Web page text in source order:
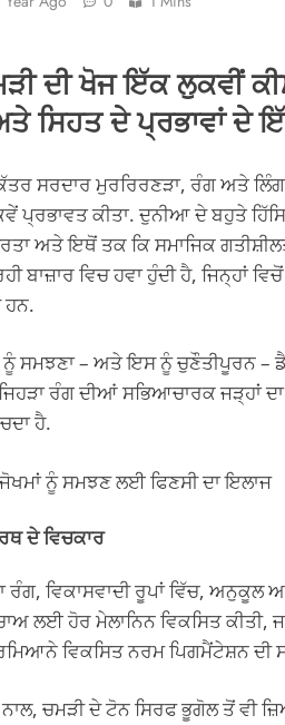
ਦੀ ਖੋਜ ਇੱਕ ਲੁਕਵੀਂ
ਸਿਹਤ ਦੇ ਪ੍ਰਭਾਵਾਂ ਦੇ
ਸਰਦਾਰ ਮੁਰਰਿਰਣੜਾ, ਰੰਗ ਅਤੇ
ਪ੍ਰਭਾਵਤ ਕੀਤਾ. ਦੁਨੀਆ ਦੇ ਬਹੁਤੇ
ਅਤੇ ਇਥੋਂ ਤਕ ਕਿ ਸਮਾਜਿਕ
ਬਾਜ਼ਾਰ ਵਿਚ ਹਵਾ ਹੁੰਦੀ ਹੈ, ਜਿਨ੍ਹਾਂ
ਹਨ.
ਸਮਝਣਾ – ਅਤੇ ਇਸ ਨੂੰ ਚੁਣੌਤੀਪੂਰਨ –
ਰੰਗ ਦੀਆਂ ਸਭਿਆਚਾਰਕ ਜੜ੍ਹਾਂ
ਹੈ.
ਨੂੰ ਸਮਝਣ ਲਈ ਫਿਣਸੀ ਦਾ ਇਲਾਜ
ਦੇ ਵਿਚਕਾਰ
ਰੰਗ, ਵਿਕਾਸਵਾਦੀ ਰੂਪਾਂ ਵਿੱਚ,
ਲਈ ਹੋਰ ਮੇਲਾਨਿਨ ਵਿਕਸਿਤ ਕੀਤੀ,
ਵਿਕਸਿਤ ਨਰਮ ਪਿਗਮੈਂਟੇਸ਼ਨ ਦੀ
ਨਾਲ, ਚਮੜੀ ਦੇ ਟੋਨ ਸਿਰਫ ਭੂਗੋਲ ਤੋਂ